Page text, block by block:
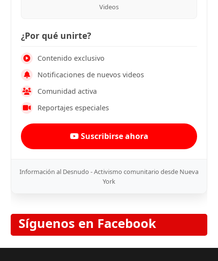
Videos
¿Por qué unirte?
Contenido exclusivo
Notificaciones de nuevos videos
Comunidad activa
Reportajes especiales
Suscribirse ahora
Información al Desnudo - Activismo comunitario desde Nueva
York
Síguenos en Facebook